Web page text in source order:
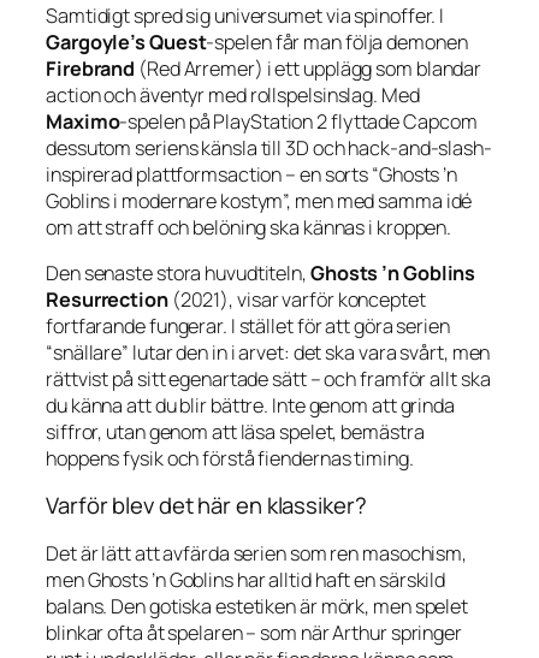
Samtidigt spred sig universumet via spinoffer. I
Gargoyle’s Quest-spelen får man följa demonen
Firebrand (Red Arremer) i ett upplägg som blandar
action och äventyr med rollspelsinslag. Med
Maximo-spelen på PlayStation 2 flyttade Capcom
dessutom seriens känsla till 3D och hack-and-slash-
inspirerad plattformsaction – en sorts “Ghosts ’n
Goblins i modernare kostym”, men med samma idé
om att straff och belöning ska kännas i kroppen.
Den senaste stora huvudtiteln,Ghosts ’n Goblins
Resurrection(2021), visar varför konceptet
fortfarande fungerar. I stället för att göra serien
“snällare” lutar den in i arvet: det ska vara svårt, men
rättvist på sitt egenartade sätt – och framför allt ska
du känna att du blir bättre. Inte genom att grinda
siffror, utan genom att läsa spelet, bemästra
hoppens fysik och förstå fiendernas timing.
Varför blev det här en klassiker?
Det är lätt att avfärda serien som ren masochism,
menGhosts ’n Goblinshar alltid haft en särskild
balans. Den gotiska estetiken är mörk, men spelet
blinkar ofta åt spelaren – som när Arthur springer